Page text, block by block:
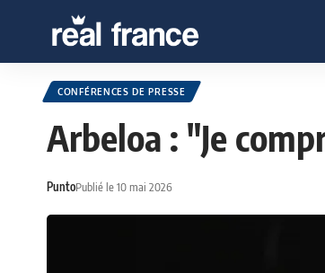
CONFÉRENCES DE PRESSE
Arbeloa : "Je
PuntoPublié le 10 mai 2026